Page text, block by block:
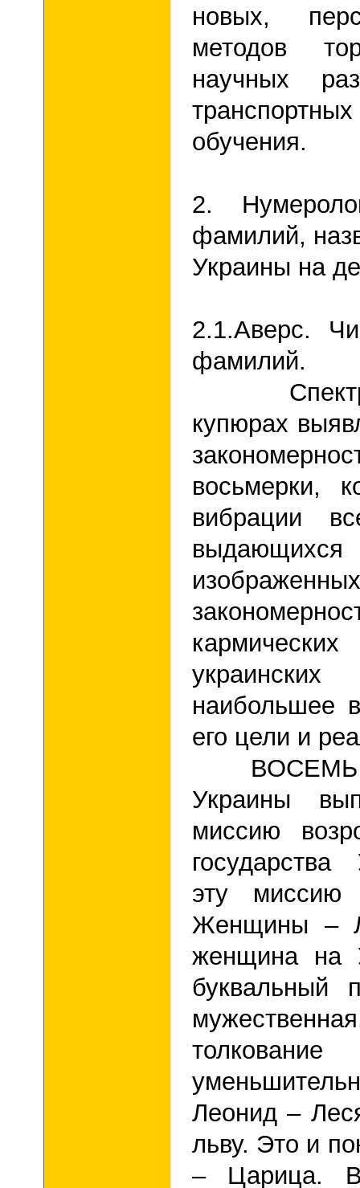
новых,
методов
научных
обучения.
2.
фамилий,
Украины на
2.1.Аверс.
фамилий.
Спектры
купюрах
восьмерки,
вибрации
наибольшее
его цели и
ВОСЕМЬ
Украины
миссию
государства
эту миссию
Женщины –
женщина на
буквальный
Леонид –
льву. Это и
– Царица.